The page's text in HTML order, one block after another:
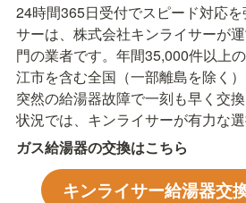
24時間365日受付でスピード対応
サーは、株式会社キンライサーが
門の業者です。年間35,000件以上
江市を含む全国（一部離島を除く）
突然の給湯器故障で一刻も早く交
状況では、キンライサーが有力な選
ガス給湯器の交換はこちら
キンライサー給湯器交